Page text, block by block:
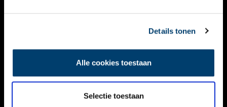
Details tonen
Alle cookies toestaan
Selectie toestaan
KALENDER
ACTIVITEITEN